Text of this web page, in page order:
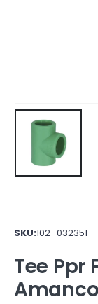
SKU:102_032351
Tee
Amanco